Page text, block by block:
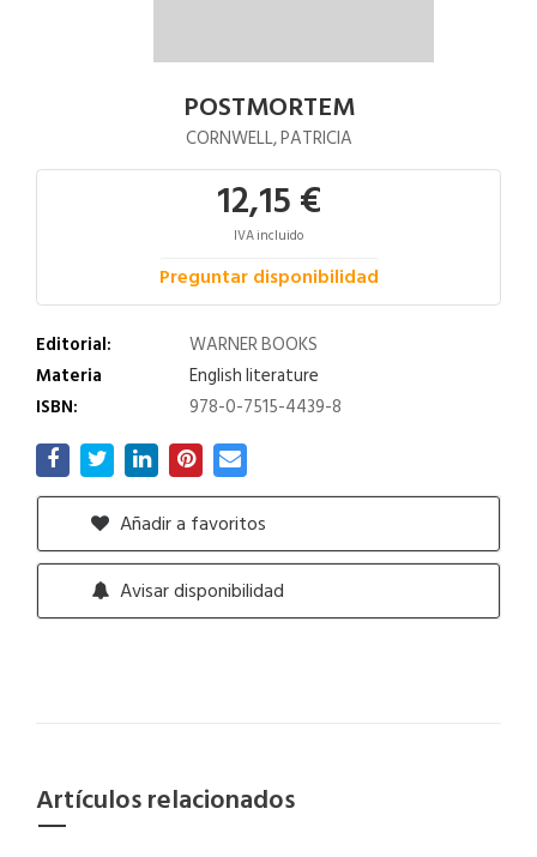
POSTMORTEM
CORNWELL, PATRICIA
12,15 €
IVA incluido
Preguntar disponibilidad
Editorial:
WARNER BOOKS
Materia
English literature
ISBN:
978-0-7515-4439-8
Añadir a favoritos
Avisar disponibilidad
Artículos relacionados